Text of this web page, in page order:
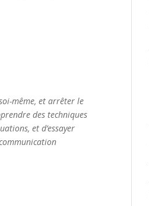
même, et arrêter le
des techniques
et d’essayer